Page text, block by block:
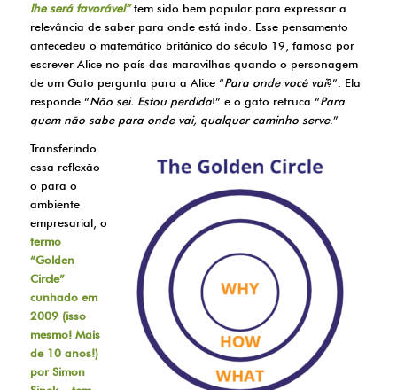
lhe será favorável” tem sido bem popular para expressar a
relevância de saber para onde está indo. Esse pensamento
antecedeu o matemático britânico do século 19, famoso por
escrever Alice no país das maravilhas quando o personagem
de um Gato pergunta para a Alice “Para onde você vai?”. Ela
responde “Não sei. Estou perdida!” e o gato retruca “Para
quem não sabe para onde vai, qualquer caminho serve.”
Transferindo
essa reflexão
o para o
ambiente
empresarial, o
termo
“Golden
Circle”
cunhado em
2009 (isso
mesmo! Mais
de 10 anos!)
por Simon